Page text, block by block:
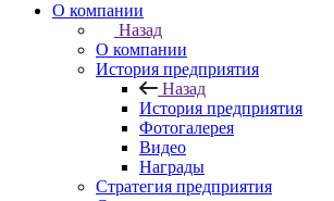
О компании
Назад
О компании
История предприятия
Назад
История предприятия
Фотогалерея
Видео
Награды
Стратегия предприятия